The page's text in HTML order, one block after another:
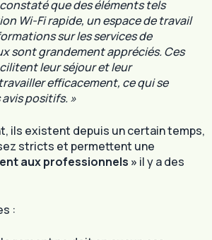
que des éléments tels
Wi-Fi rapide, un espace de travail
sur les services de
sont grandement appréciés. Ces
leur séjour et leur
efficacement, ce qui se
positifs. »
ils existent depuis un certain temps,
stricts et permettent une
aux professionnels » il y a des
: